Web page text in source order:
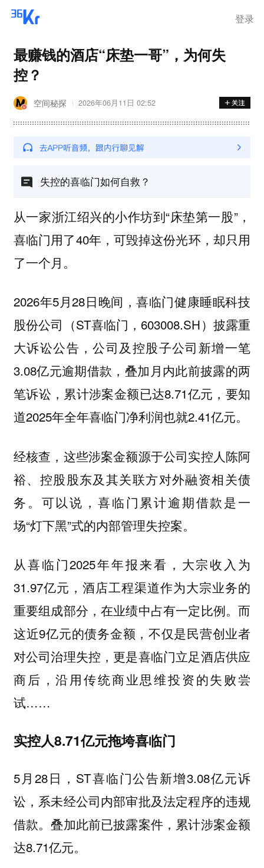
登录
最赚钱的酒店“床垫一哥”，为何失
控？
空间秘探 2026年06月11日 02:52
失控的喜临门如何自救？
从一家浙江绍兴的小作坊到“床垫第一股”，
喜临门用了40年，可毁掉这份光环，却只用
了一个月。
2026年5月28日晚间，喜临门健康睡眠科技
股份公司（ST喜临门，603008.SH）披露重
大诉讼公告，公司及控股子公司新增一笔
3.08亿元逾期借款，叠加月内此前披露的两
笔诉讼，累计涉案金额已达8.71亿元，要知
道2025年全年喜临门净利润也就2.41亿元。
经核查，这些涉案金额源于公司实控人陈阿
裕、控股股东及其关联方对外融资相关债
务。可以说，喜临门累计逾期借款是一
场“灯下黑”式的内部管理失控案。
从喜临门2025年年报来看，大宗收入为
31.97亿元，酒店工程渠道作为大宗业务的
重要组成部分，在业绩中占有一定比例。而
这近9亿元的债务金额，不仅是民营创业者
对公司治理失控，更是喜临门立足酒店供应
商后，沿用传统商业思维投资的失败尝
试……
实控人8.71亿元拖垮喜临门
5月28日，ST喜临门公告新增3.08亿元诉
讼，系未经公司内部审批及法定程序的违规
借款。叠加此前已披露案件，累计涉案金额
达8.71亿元。